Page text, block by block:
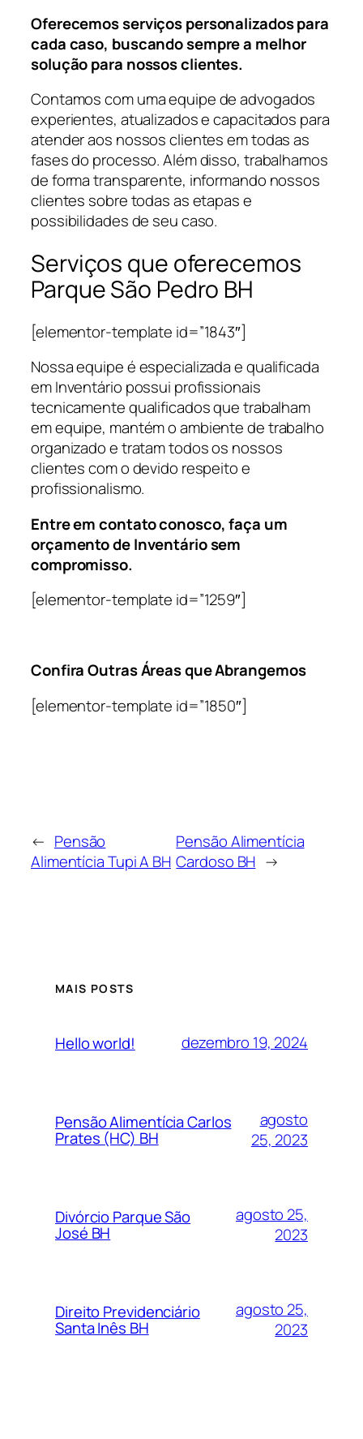
Oferecemos serviços personalizados para
cada caso, buscando sempre a melhor
solução para nossos clientes.
Contamos com uma equipe de advogados
experientes, atualizados e capacitados para
atender aos nossos clientes em todas as
fases do processo. Além disso, trabalhamos
de forma transparente, informando nossos
clientes sobre todas as etapas e
possibilidades de seu caso.
Serviços que oferecemos
Parque São Pedro BH
[elementor-template id=”1843″]
Nossa equipe é especializada e qualificada
em Inventário possui profissionais
tecnicamente qualificados que trabalham
em equipe, mantém o ambiente de trabalho
organizado e tratam todos os nossos
clientes com o devido respeito e
profissionalismo.
Entre em contato conosco, faça um
orçamento de Inventário sem
compromisso.
[elementor-template id=”1259″]
Confira Outras Áreas que Abrangemos
[elementor-template id=”1850″]
← Pensão
Alimentícia Tupi A BH
Pensão Alimentícia
Cardoso BH →
MAIS POSTS
Hello world! dezembro 19, 2024
Pensão Alimentícia Carlos
Prates (HC) BH
agosto
25, 2023
Divórcio Parque São
José BH
agosto 25,
2023
Direito Previdenciário
Santa Inês BH
agosto 25,
2023